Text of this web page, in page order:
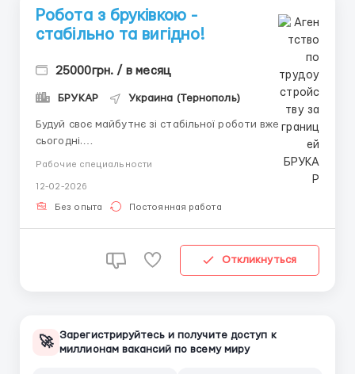
Робота з бруківкою -
стабільно та вигідно!
25000грн. / в месяц
БРУКАР Украина (Тернополь)
Будуй своє майбутнє зі стабільної роботи вже
сьогодні.
У зв'язку з розширенням ТОВ "Брукар" запрошує до
Ми лідери у сфері механізованого вкладання...
Рабочие специальности
12-02-2026
Без опыта Постоянная работа
Откликнуться
🚀 Зарегистрируйтесь и получите доступ к
миллионам вакансий по всему миру